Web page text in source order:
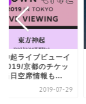
神起ライブビューイ
2019/京都のチケッ
当日空席情報も...
2019-07-29